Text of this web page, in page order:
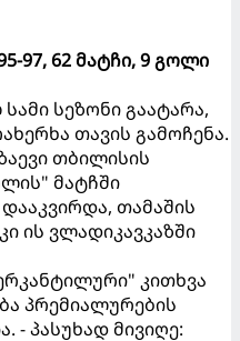
97, 62 მატჩი, 9 გოლი
სეზონი გაატარა,
თავის გამოჩენა.
თბილისის
მატჩში
თამაშის
ის ვლადიკავკაზში
კითხვა
პრემიალურების
- პასუხად მივიღე: